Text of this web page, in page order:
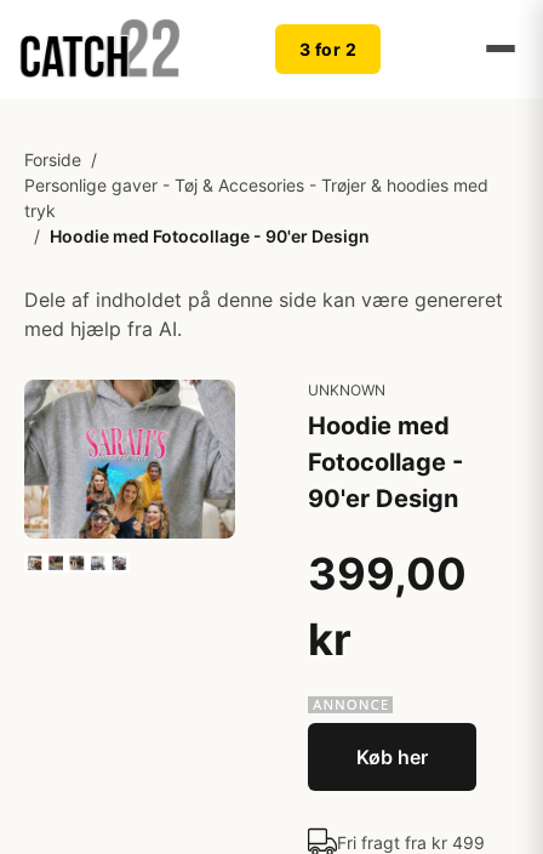
3 for 2
Forside /
Personlige gaver - Tøj & Accesories - Trøjer & hoodies med
tryk
/ Hoodie med Fotocollage - 90'er Design
Dele af indholdet på denne side kan være genereret
med hjælp fra AI.
UNKNOWN
Hoodie med
Fotocollage -
90'er Design
399,00
kr
Køb her
Fri fragt fra kr 499